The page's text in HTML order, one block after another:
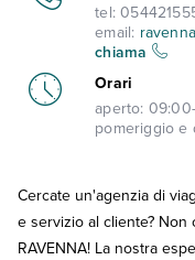
tel:
email:
chiama
Orari
aperto:
pomeriggio e
Cercate un'agenzia di
e servizio al cliente? Non
RAVENNA! La nostra